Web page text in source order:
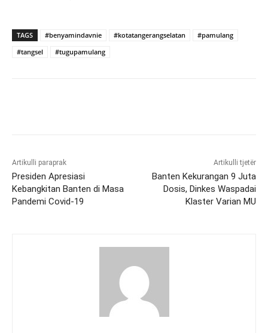
TAGS #benyamindavnie #kotatangerangselatan
#pamulang
#tangsel
#tugupamulang
Artikulli paraprak
Presiden Apresiasi
Kebangkitan Banten di Masa
Pandemi Covid-19
Artikulli tjetër
Banten Kekurangan 9 Juta
Dosis, Dinkes Waspadai
Klaster Varian MU